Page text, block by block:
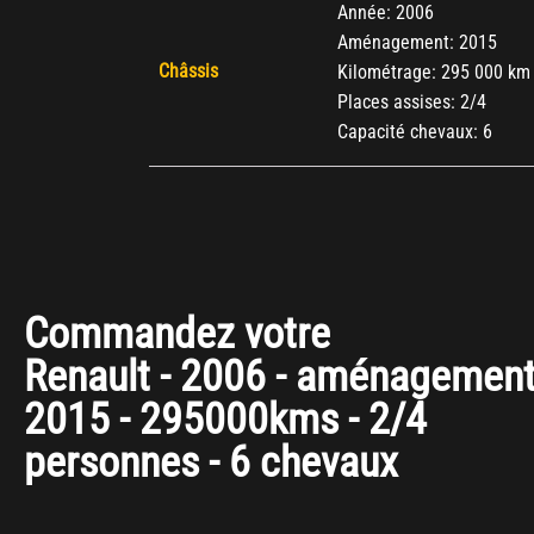
Châssis
Année: 2006
Aménagement: 2015
Kilométrage: 295 000 km
Places assises: 2/4
Capacité chevaux: 6
Commandez votre
Renault - 2006 -
2015 - 295000kms - 2/4
personnes - 6 chevaux